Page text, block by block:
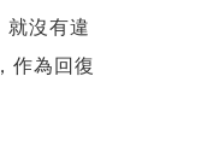
沒有違
作為回復